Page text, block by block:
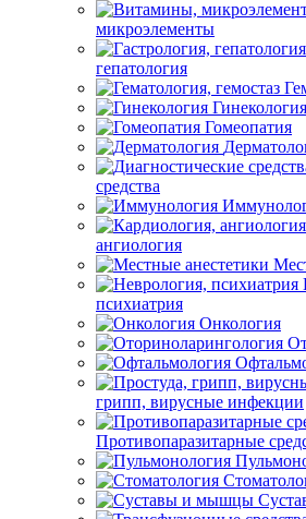
микроэлементы
гепатология
Гинекология
Гомеопатия
средства
ангиология
психиатрия
Онкология
грипп, вирусные инфекции
Противопаразитарные